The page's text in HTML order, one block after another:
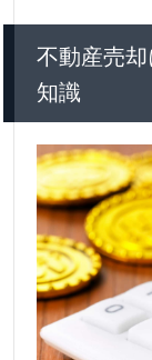
不動産売
知識